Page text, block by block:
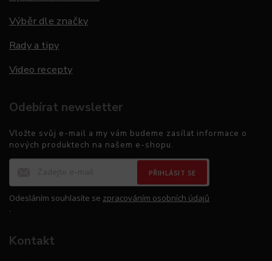
Výběr dle značky
Rady a tipy
Video recepty
Odebírat newsletter
Vložte svůj e-mail a my vám budeme zasílat informace o
nových produktech na našem e-shopu.
PŘIHLÁSIT SE
Odesláním souhlasíte se zpracováním osobních údajů
.
Kontakt